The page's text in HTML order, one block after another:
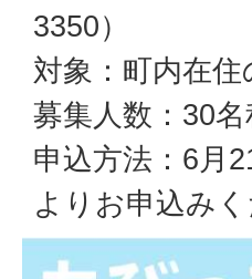
3350）
対象：町内在
募集人数：30名
申込方法：6月
よりお申込み